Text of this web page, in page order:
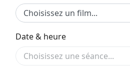
Date & heure